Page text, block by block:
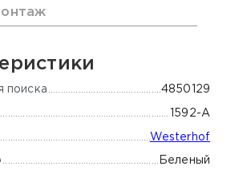
о товаре
поиска 4850129
1592-А
Westerhof
Беленый